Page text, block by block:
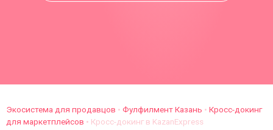
Экосистема для продавцов • Фулфилмент Казань • Кросс-докинг
для маркетплейсов • Кросс-докинг в KazanExpress